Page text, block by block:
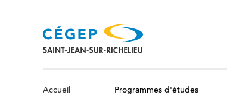
Accueil Programmes d'études